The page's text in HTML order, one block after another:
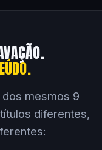
mesmos 9
diferentes,